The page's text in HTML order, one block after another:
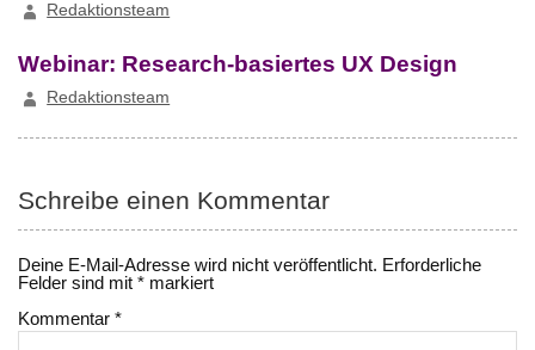
Redaktionsteam
Webinar: Research-basiertes UX Design
Redaktionsteam
Schreibe einen Kommentar
Deine E-Mail-Adresse wird nicht veröffentlicht. Erforderliche
Felder sind mit* markiert
Kommentar*